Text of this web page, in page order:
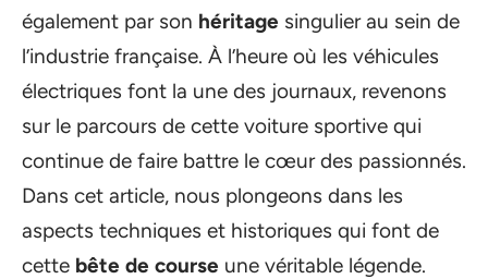
également par son héritage singulier au sein de
l’industrie française. À l’heure où les véhicules
électriques font la une des journaux, revenons
sur le parcours de cette voiture sportive qui
continue de faire battre le cœur des passionnés.
Dans cet article, nous plongeons dans les
aspects techniques et historiques qui font de
cette bête de course une véritable légende.